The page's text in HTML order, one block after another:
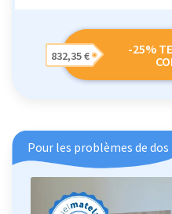
-25%
832,35 €
Pour les problèmes de dos